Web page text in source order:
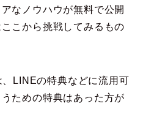
なノウハウが無料で公開
こから挑戦してみるもの
LINEの特典などに流用可
ための特典はあった方が